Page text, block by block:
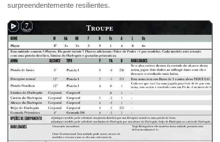
surpreendentemente resilientes.